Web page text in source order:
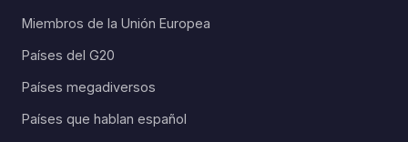
Miembros de la Unión Europea
Países del G20
Países megadiversos
Países que hablan español